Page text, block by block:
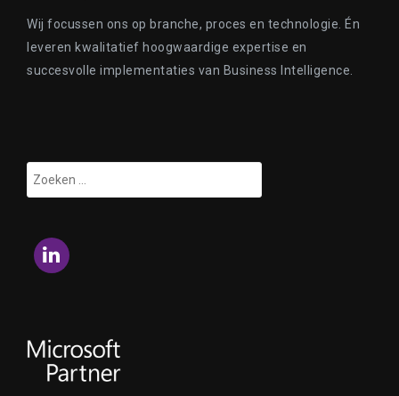
Wij focussen ons op branche, proces en technologie. Én
leveren kwalitatief hoogwaardige expertise en
succesvolle implementaties van Business Intelligence.
Zoeken
naar:
LinkedIn